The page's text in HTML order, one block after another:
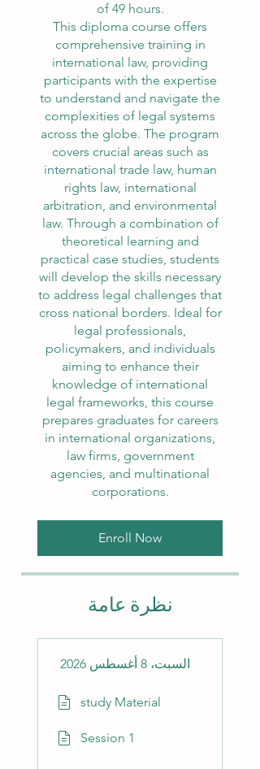
of 49 hours.
This diploma course offers
comprehensive training in
international law, providing
participants with the expertise
to understand and navigate the
complexities of legal systems
across the globe. The program
covers crucial areas such as
international trade law, human
rights law, international
arbitration, and environmental
law. Through a combination of
theoretical learning and
practical case studies, students
will develop the skills necessary
to address legal challenges that
cross national borders. Ideal for
legal professionals,
policymakers, and individuals
aiming to enhance their
knowledge of international
legal frameworks, this course
prepares graduates for careers
in international organizations,
law firms, government
agencies, and multinational
corporations.
Enroll Now
نظرة عامة
السبت، 8 أغسطس 2026
study Material
Session 1